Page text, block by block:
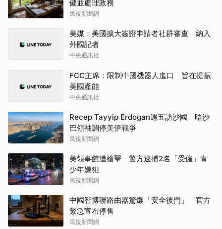
健並處理政務
民視新聞網
美媒：美國擴大簽證申請者社群審查 納入
外國記者
中央通訊社
FCC主席：限制中國機器人進口 旨在提振
美國產能
中央通訊社
Recep Tayyip Erdogan週五訪沙國 晤沙
巴領袖調停美伊戰爭
民視新聞網
美領事館遭槍擊 警方逮捕2名「受僱」青
少年嫌犯
民視新聞網
中國智博聯路由器驚爆「安全後門」 官方
緊急宣布停售
民視新聞網